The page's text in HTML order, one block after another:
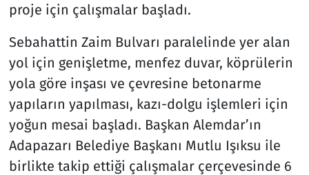
proje için çalışmalar başladı.
Sebahattin Zaim Bulvarı paralelinde yer alan
yol için genişletme, menfez duvar, köprülerin
yola göre inşası ve çevresine betonarme
yapıların yapılması, kazı-dolgu işlemleri için
yoğun mesai başladı. Başkan Alemdar’ın
Adapazarı Belediye Başkanı Mutlu Işıksu ile
birlikte takip ettiği çalışmalar çerçevesinde 6